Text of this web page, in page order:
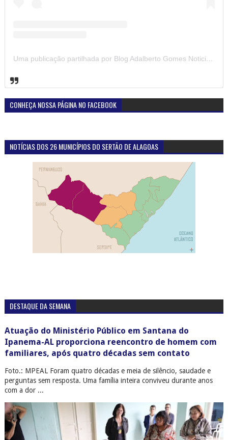
Uma publicação partilhada por Blog Adalberto Gomes Noticias (@blogadalbertogomesnoticiass)
CONHEÇA NOSSA PÁGINA NO FACEBOOK
NOTÍCIAS DOS 26 MUNICÍPIOS DO SERTÃO DE ALAGOAS
DESTAQUE DA SEMANA
Atuação do Ministério Público em Santana do
Ipanema-AL proporciona reencontro de homem com
familiares, após quatro décadas sem contato
Foto.: MPEAL Foram quatro décadas e meia de silêncio, saudade e
perguntas sem resposta. Uma família inteira conviveu durante anos
com a dor ...